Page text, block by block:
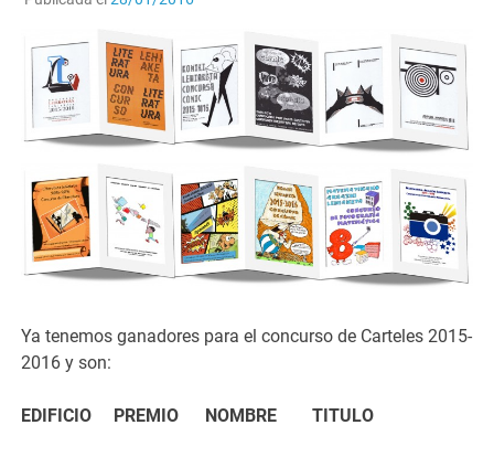
Ya tenemos ganadores para el concurso de Carteles 2015-
2016 y son:
EDIFICIO PREMIO NOMBRE TITULO